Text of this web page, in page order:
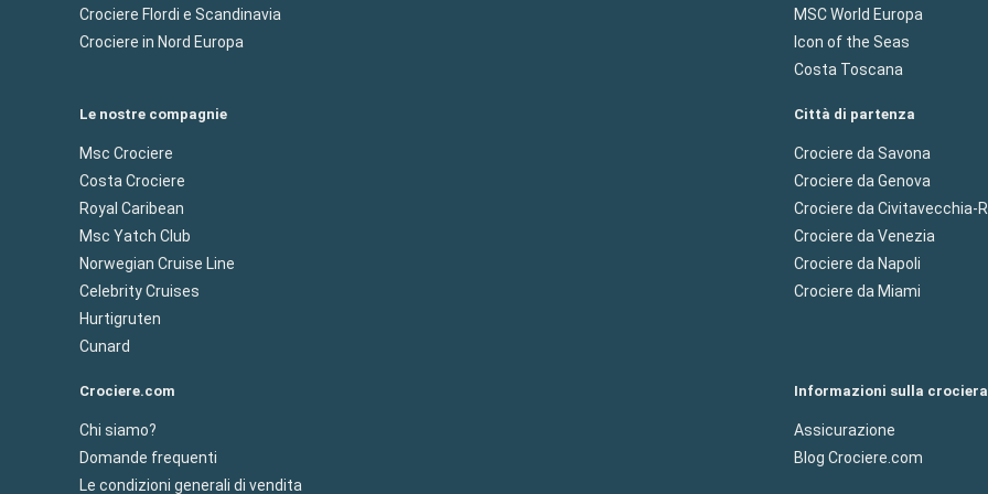
Crociere Flordi e Scandinavia
Crociere in Nord Europa
MSC World Europa
Icon of the Seas
Costa Toscana
Le nostre compagnie
Msc Crociere
Costa Crociere
Royal Caribean
Msc Yatch Club
Norwegian Cruise Line
Celebrity Cruises
Hurtigruten
Cunard
Città di partenza
Crociere da Savona
Crociere da Genova
Crociere da Civitavecchia-
Crociere da Venezia
Crociere da Napoli
Crociere da Miami
Crociere.com
Chi siamo?
Domande frequenti
Le condizioni generali di vendita
Informazioni sulla crociera
Assicurazione
Blog Crociere.com